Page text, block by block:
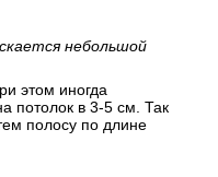
небольшой
этом иногда
потолок в 3-5 см. Так
полосу по длине